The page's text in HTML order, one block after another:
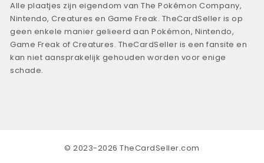
Alle plaatjes zijn eigendom van The Pokémon Company,
Nintendo, Creatures en Game Freak. TheCardSeller is op
geen enkele manier gelieerd aan Pokémon, Nintendo,
Game Freak of Creatures. TheCardSeller is een fansite en
kan niet aansprakelijk gehouden worden voor enige
schade.
© 2023-2026 TheCardSeller.com